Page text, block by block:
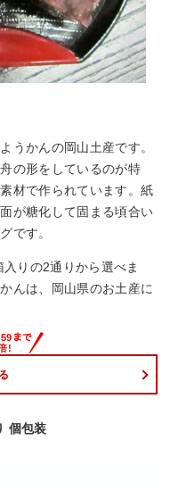
うかんの岡山土産です。
の形をしているのが特
材で作られています。紙
が糖化して固まる頃合い
です。
りの2通りから選べま
んは、岡山県のお土産に
個包装